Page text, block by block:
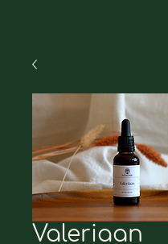
Valeriaan